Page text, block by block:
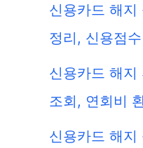
신용카드 해지
정리, 신용점
신용카드 해지
조회, 연회비
신용카드 해지